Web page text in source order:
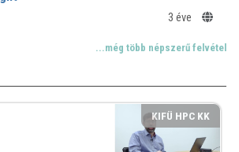
3 éve
...még több népszerű felvétel
KIFÜ HPC KK